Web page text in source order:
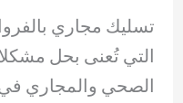
تسليك مجاري
التي تُعنى بحل
الصحي والمجاري